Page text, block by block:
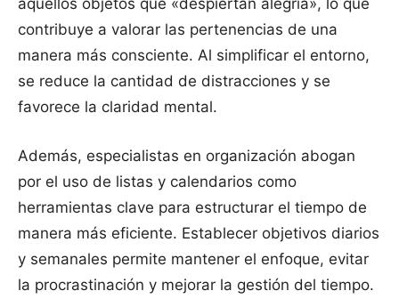
aquellos objetos que «despiertan alegría», lo que
contribuye a valorar las pertenencias de una
manera más consciente. Al simplificar el entorno,
se reduce la cantidad de distracciones y se
favorece la claridad mental.
Además, especialistas en organización abogan
por el uso de listas y calendarios como
herramientas clave para estructurar el tiempo de
manera más eficiente. Establecer objetivos diarios
y semanales permite mantener el enfoque, evitar
la procrastinación y mejorar la gestión del tiempo.